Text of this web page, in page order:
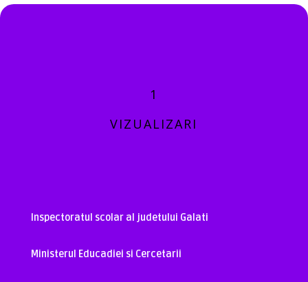
1
VIZUALIZARI
Inspectoratul scolar al judetului Galati
Ministerul Educadiei si Cercetarii